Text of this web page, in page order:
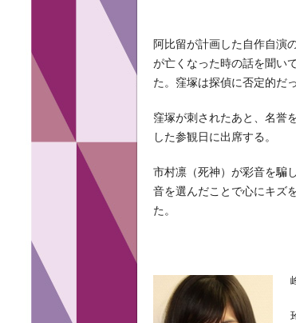
阿比留が計画した自作自演
が亡くなった時の話を聞い
た。窪塚は探偵に否定的だ
窪塚が刺されたあと、名誉
した参観日に出席する。
市村凛（死神）が彩音を騙
音を選んだことで心にキズ
た。